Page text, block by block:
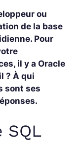
ou
de la base
Pour
il y a Oracle
? À qui
sont ses
SQL